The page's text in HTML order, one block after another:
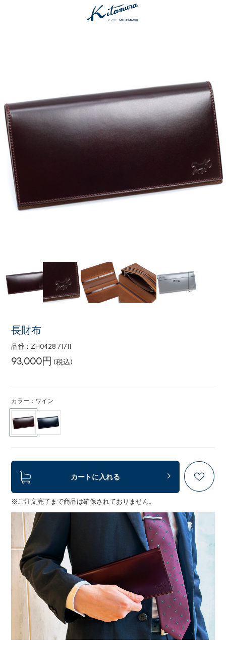
長財布
品番：ZH0428 71711
93,000円 (税込)
カラー：ワイン
カートに入れる
※ご注文完了まで商品は確保されておりません。